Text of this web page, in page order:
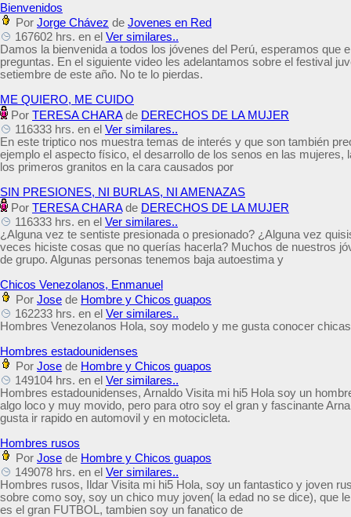
Bienvenidos
Por Jorge Chávez de Jovenes en Red
167602 hrs. en el Ver similares..
Damos la bienvenida a todos los jóvenes del Perú, esperamos que
preguntas. En el siguiente video les adelantamos sobre el festival
setiembre de este año. No te lo pierdas.
ME QUIERO, ME CUIDO
Por TERESA CHARAde DERECHOS DE LA MUJER
116333 hrs. en el Ver similares..
En este triptico nos muestra temas de interés y que son también
ejemplo el aspecto físico, el desarrollo de los senos en las
los primeros granitos en la cara causados por
SIN PRESIONES, NI BURLAS, NI AMENAZAS
Por TERESA CHARAde DERECHOS DE LA MUJER
116333 hrs. en el Ver similares..
¿Alguna vez te sentiste presionada o presionado? ¿Alguna vez
veces hiciste cosas que no querías hacerla? Muchos de nuestros
de grupo. Algunas personas tenemos baja autoestima y
Chicos Venezolanos, Enmanuel
Por Jose de Hombre y Chicos guapos
162233 hrs. en el Ver similares..
Hombres Venezolanos Hola, soy modelo y me gusta conocer
Hombres estadounidenses
Por Jose de Hombre y Chicos guapos
149104 hrs. en el Ver similares..
Hombres estadounidenses, Arnaldo Visita mi hi5 Hola soy un
algo loco y muy movido, pero para otro soy el gran y fascinante
gusta ir rapido en automovil y en motocicleta.
Hombres rusos
Por Jose de Hombre y Chicos guapos
149078 hrs. en el Ver similares..
Hombres rusos, Ildar Visita mi hi5 Hola, soy un fantastico y joven
sobre como soy, soy un chico muy joven( la edad no se dice), que
es el gran FUTBOL, tambien soy un fanatico de